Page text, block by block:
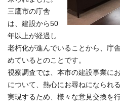
三鷹市の庁舎
は、建設から50
年以上が経過し
老朽化が進んでいることから、庁
めているとのことです。
視察調査では、本市の建設事業に
について、熱心にお尋ねになられ
実現するため、様々な意見交換を行